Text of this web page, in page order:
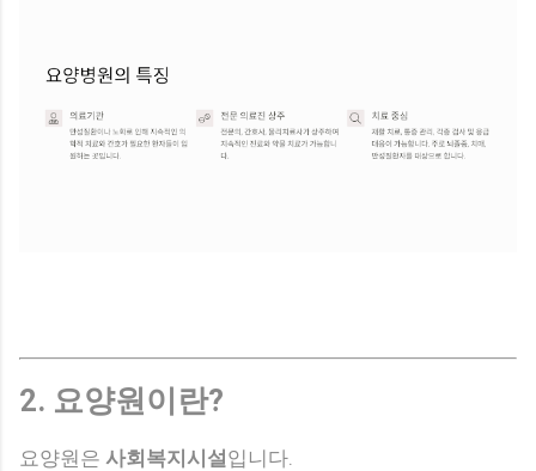
2. 요양원이란?
요양원은 사회복지시설입니다.